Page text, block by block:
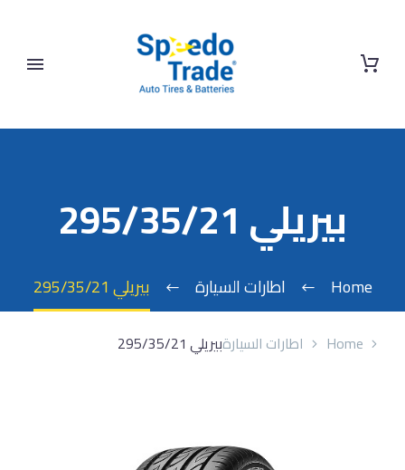
بيريلي 295/35/21
Home اطارات السيارة بيريلي 295/35/21
Home اطارات السيارةبيريلي 295/35/21